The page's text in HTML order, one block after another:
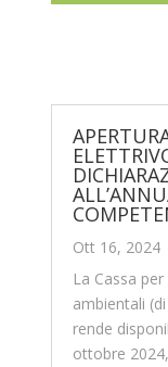
Ott 16, 2024
La Cassa
ambientali
rende
ottobre